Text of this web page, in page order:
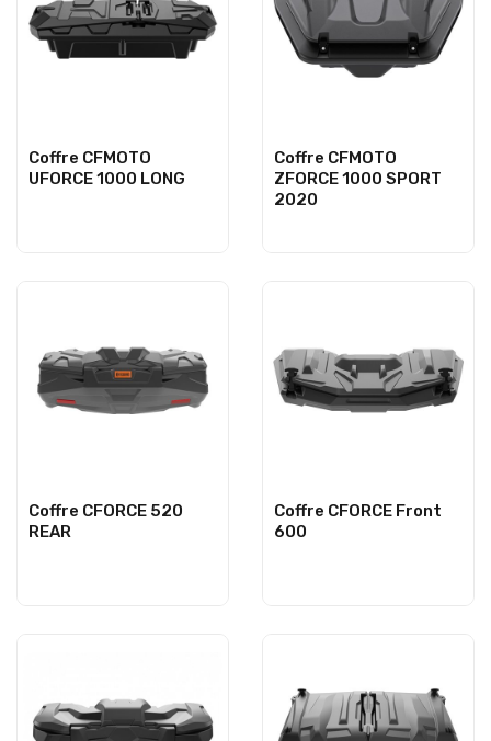
Coffre CFMOTO
UFORCE 1000 LONG
Coffre CFMOTO
ZFORCE 1000 SPORT
2020
Coffre CFORCE 520
REAR
Coffre CFORCE Front
600